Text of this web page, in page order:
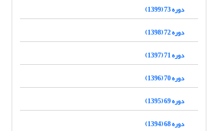
دوره 73 (1399)
دوره 72 (1398)
دوره 71 (1397)
دوره 70 (1396)
دوره 69 (1395)
دوره 68 (1394)